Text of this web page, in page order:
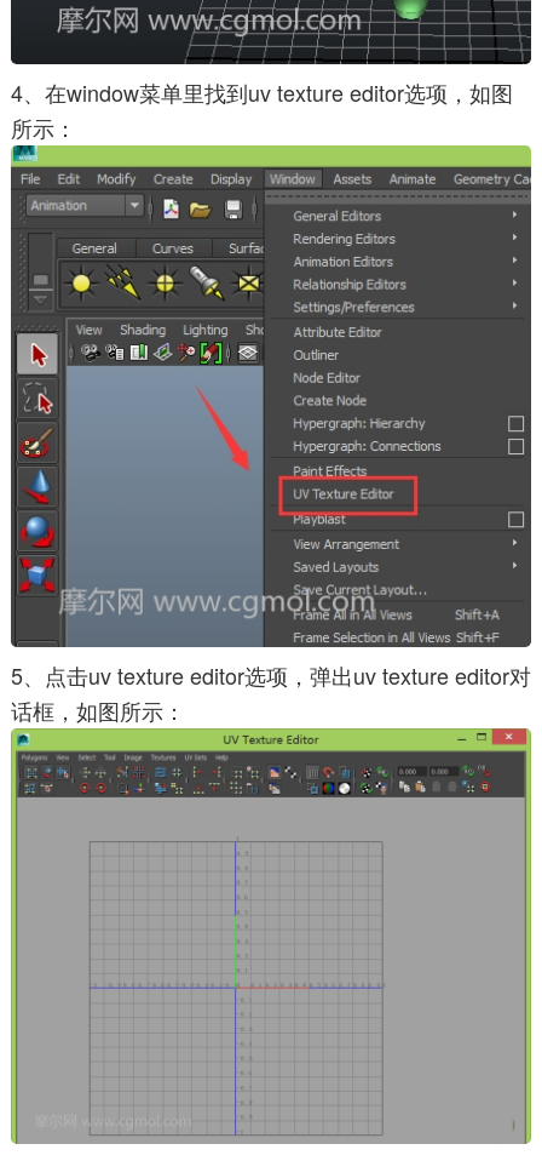
4、在window菜单里找到uv texture editor选项，如图
所示：
5、点击uv texture editor选项，弹出uv texture editor对
话框，如图所示：